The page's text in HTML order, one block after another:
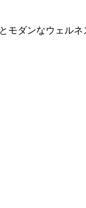
ダンなウェル